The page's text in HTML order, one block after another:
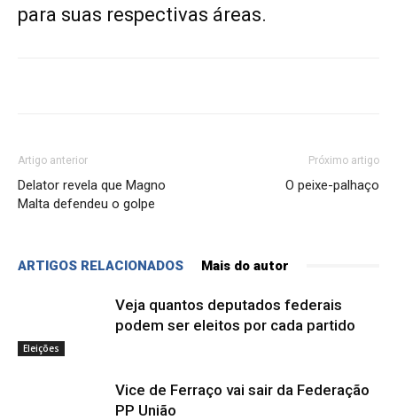
para suas respectivas áreas.
Artigo anterior
Delator revela que Magno
Malta defendeu o golpe
Próximo artigo
O peixe-palhaço
ARTIGOS RELACIONADOS Mais do autor
Eleições
Veja quantos deputados federais
podem ser eleitos por cada partido
Vice de Ferraço vai sair da Federação
PP União